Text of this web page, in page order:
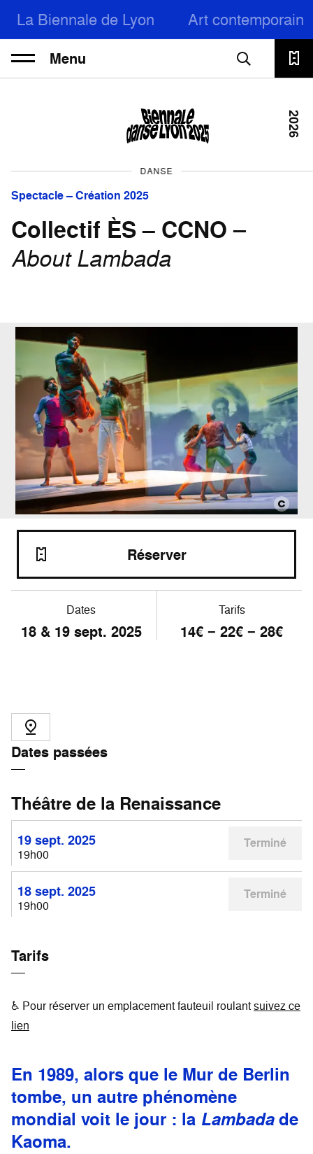
La Biennale de Lyon Art contemporain
Menu
DANSE
Spectacle – Création 2025
Collectif ÈS – CCNO –
About Lambada
2026
Dates
18 & 19 sept. 2025
Tarifs
14€ − 22€ − 28€
Réserver
Dates passées
Théâtre de la Renaissance
19 sept. 2025
19h00
Terminé
18 sept. 2025
19h00
Terminé
Tarifs
♿ Pour réserver un emplacement fauteuil roulantsuivez ce
lien
En 1989, alors que le Mur de Berlin
tombe, un autre phénomène
mondial voit le jour : la Lambadade
Kaoma.